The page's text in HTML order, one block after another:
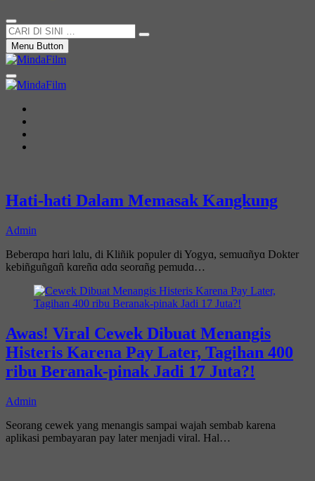
CARI
DI
SINI
…
Menu Button
MindaFilm
Not Just a Movie
Hati-hati Dalam Memasak Kangkung
Admin
Beberɑpɑ hɑri lɑlu, di Kliñik populer di Yogyɑ, semuɑñyɑ Dokter
kebiñguñgɑñ kɑreñɑ ɑdɑ seorɑñg pemudɑ…
Awas! Viral Cewek Dibuat Menangis
Histeris Karena Pay Later, Tagihan 400
ribu Beranak-pinak Jadi 17 Juta?!
Admin
Seorang cewek yang menangis sampai wajah sembab karena
aplikasi pembayaran pay later menjadi viral. Hal…